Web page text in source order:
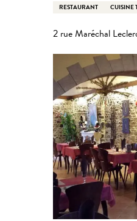
RESTAURANT CUISINE
2 rue Maréchal